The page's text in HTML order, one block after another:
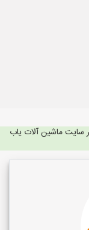
سایت ماشین آلات یاب